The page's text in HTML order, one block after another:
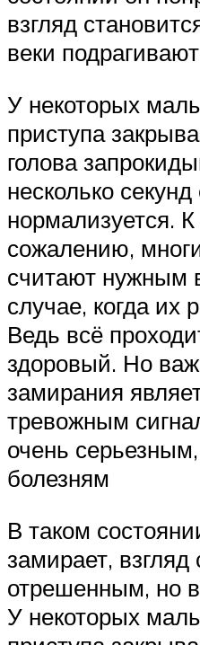
взгляд
веки подрагивают
У некоторых
приступа
голова
несколько
нормализуется.
сожалению,
считают нужным
случае, когда их
Ведь всё
здоровый. Но
замирания
тревожным
очень
болезням
В таком
замирает, взгляд
отрешенным, но
У некоторых